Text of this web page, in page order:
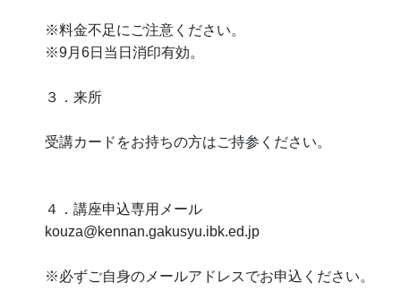
※料金不足にご注意ください。
※9月6日当日消印有効。
３．来所
受講カードをお持ちの方はご持参ください。
４．講座申込専用メール
kouza@kennan.gakusyu.ibk.ed.jp
※必ずご自身のメールアドレスでお申込ください。